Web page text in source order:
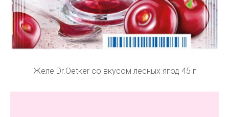
Желе Dr.Oetker со вкусом лесных ягод 45 г